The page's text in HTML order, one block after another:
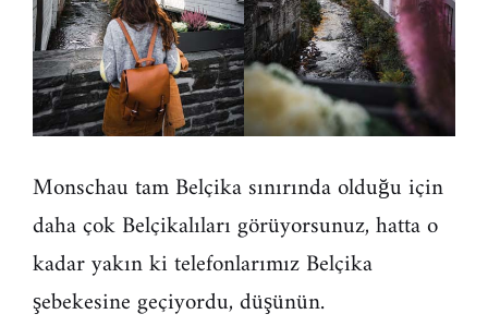
Monschau tam Belçika sınırında olduğu için
daha çok Belçikalıları görüyorsunuz, hatta o
kadar yakın ki telefonlarımız Belçika
şebekesine geçiyordu, düşünün.